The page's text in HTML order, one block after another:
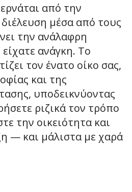
από την
μέσα από τους
την ανάλαφρη
ανάγκη. Το
τον ένατο οίκο σας,
και της
υποδεικνύοντας
ριζικά τον τρόπο
την οικειότητα και
— και μάλιστα με χαρά